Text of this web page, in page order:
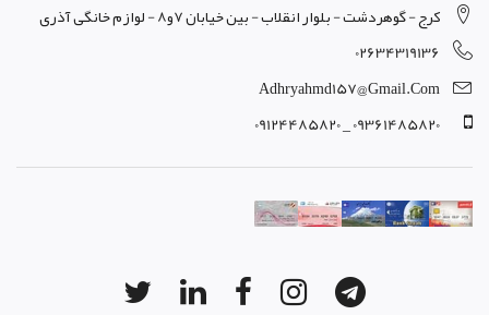
کرج - گوهردشت - بلوار انقلاب - بین خیابان 7و8 - لوازم خانگی آذری
02634319136
Adhryahmd157@gmail.com
09361485820 _ 09124485820